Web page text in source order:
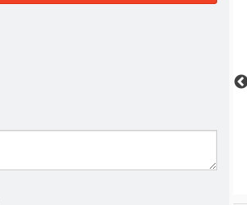
1207. Maki Saumon et Avocat (8 mcx)